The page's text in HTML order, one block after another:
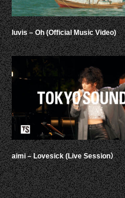
luvis – Oh (Official Music Video)
aimi – Lovesick (Live Session）